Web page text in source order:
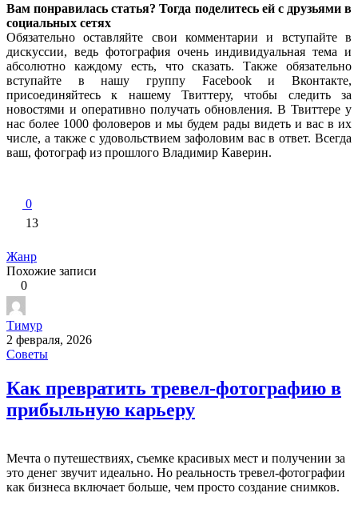
Вам понравилась статья? Тогда поделитесь ей с друзьями в
социальных сетях
Обязательно оставляйте свои комментарии и вступайте в
дискуссии, ведь фотография очень индивидуальная тема и
абсолютно каждому есть, что сказать. Также обязательно
вступайте в нашу группу Facebook и Вконтакте,
присоединяйтесь к нашему Твиттеру, чтобы следить за
новостями и оперативно получать обновления. В Твиттере у
нас более 1000 фоловеров и мы будем рады видеть и вас в их
числе, а также с удовольствием зафоловим вас в ответ. Всегда
ваш, фотограф из прошлого Владимир Каверин.
0
13
Жанр
Похожие записи
0
Тимур
2 февраля, 2026
Советы
Как превратить тревел-фотографию в
прибыльную карьеру
Мечта о путешествиях, съемке красивых мест и получении за
это денег звучит идеально. Но реальность тревел-фотографии
как бизнеса включает больше, чем просто создание снимков.